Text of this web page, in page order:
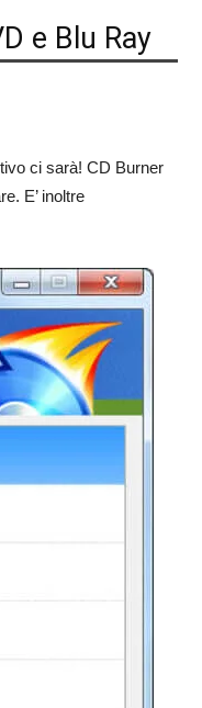
e Blu Ray
ci sarà! CD Burner
E’ inoltre